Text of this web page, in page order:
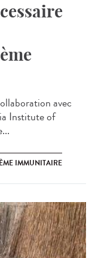
avec
Institute of
IMMUNITAIRE